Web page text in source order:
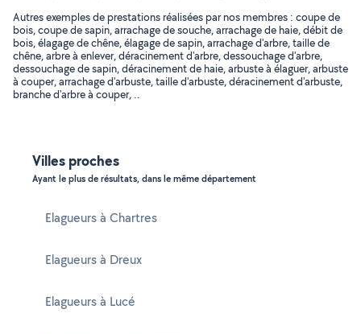
Autres exemples de prestations réalisées par nos membres : coupe de
bois, coupe de sapin, arrachage de souche, arrachage de haie, débit de
bois, élagage de chêne, élagage de sapin, arrachage d'arbre, taille de
chêne, arbre à enlever, déracinement d'arbre, dessouchage d'arbre,
dessouchage de sapin, déracinement de haie, arbuste à élaguer, arbuste
à couper, arrachage d'arbuste, taille d'arbuste, déracinement d'arbuste,
branche d'arbre à couper, ..
Villes proches
Ayant le plus de résultats, dans le même département
Elagueurs à Chartres
Elagueurs à Dreux
Elagueurs à Lucé